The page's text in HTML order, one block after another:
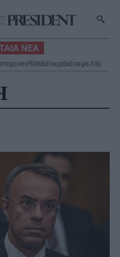
ΝΕΑ
κινδύνου κερδίζουμε 13
χωρίς άνοια